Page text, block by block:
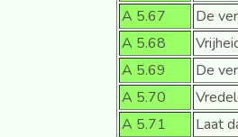
A 5.67
De
A 5.68
A 5.69
De
A 5.70
A 5.71
Laat